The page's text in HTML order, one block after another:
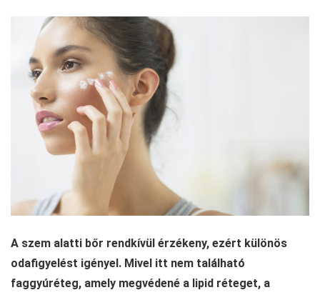
A szem alatti bőr rendkívül érzékeny, ezért különös
odafigyelést igényel. Mivel itt nem található
faggyúréteg, amely megvédené a lipid réteget, a